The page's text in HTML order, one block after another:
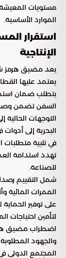
مستويات المعيشة
الموارد الأساسية.
استقرار
الإنتاجية
يعد مضيق هرمز
يعتمد عليها
يتطلب ضمان
السفن تضمن
التوجهات
البحرية إلى
في تلبية متطلبات
تهدد استدامة
للصناعة.
شمل التقييم
الممرات المائية
على توفير
لتأمين احتياجات
اضطراب مضيق
والجهود
المجتمع الدولي